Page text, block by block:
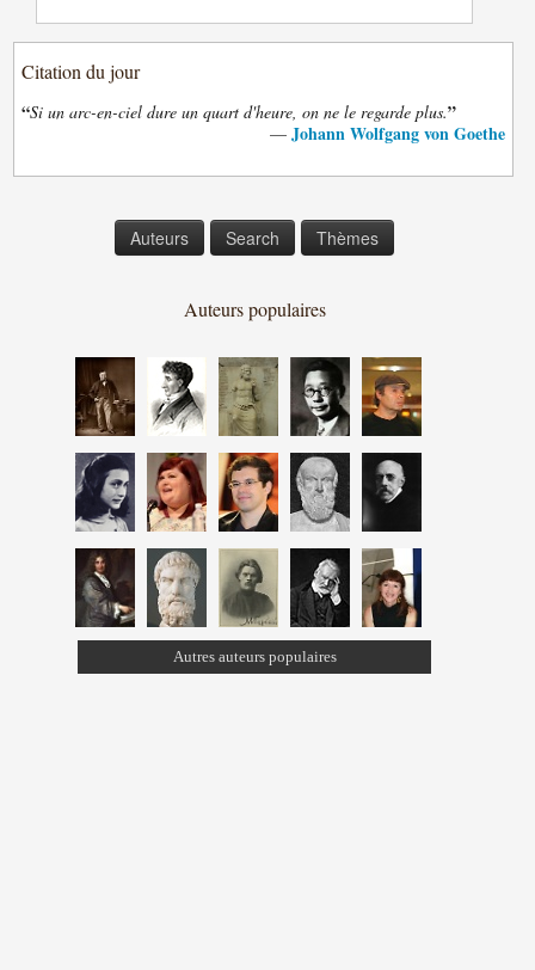
Citation du jour
“Si un arc-en-ciel dure un quart d'heure, on ne le regarde plus.”
— Johann Wolfgang von Goethe
Auteurs Search Thèmes
Auteurs populaires
Autres auteurs populaires